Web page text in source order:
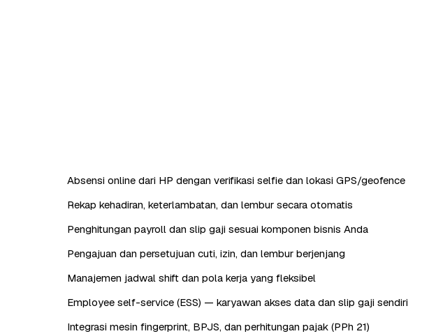
Absensi online dari HP dengan verifikasi selfie dan lokasi GPS/geofence
Rekap kehadiran, keterlambatan, dan lembur secara otomatis
Penghitungan payroll dan slip gaji sesuai komponen bisnis Anda
Pengajuan dan persetujuan cuti, izin, dan lembur berjenjang
Manajemen jadwal shift dan pola kerja yang fleksibel
Employee self-service (ESS) — karyawan akses data dan slip gaji sendiri
Integrasi mesin fingerprint, BPJS, dan perhitungan pajak (PPh 21)